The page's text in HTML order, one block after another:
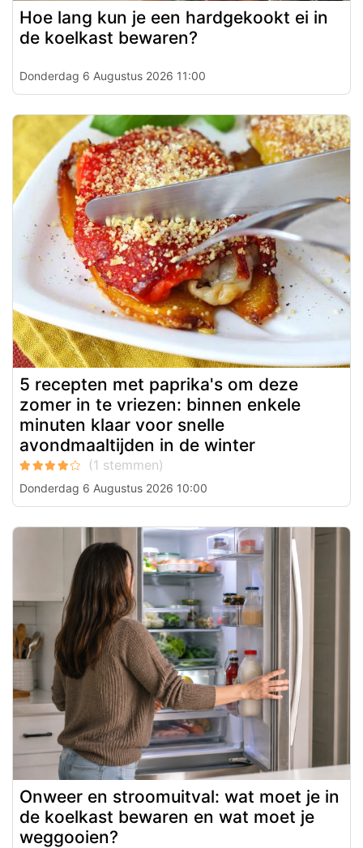
Hoe lang kun je een hardgekookt ei in
de koelkast bewaren?
Donderdag 6 Augustus 2026 11:00
5 recepten met paprika's om deze
zomer in te vriezen: binnen enkele
minuten klaar voor snelle
avondmaaltijden in de winter
Donderdag 6 Augustus 2026 10:00
Onweer en stroomuitval: wat moet je in
de koelkast bewaren en wat moet je
weggooien?